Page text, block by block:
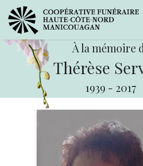
À la mémoire
Thérèse
1939 - 2017